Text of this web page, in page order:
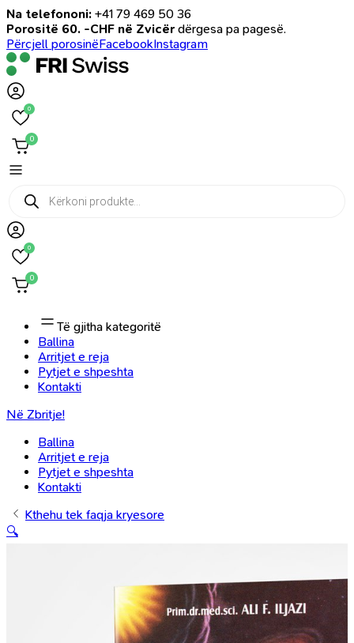
Na telefononi: +41 79 469 50 36
Porositë 60. -CHF në Zvicër dërgesa pa pagesë.
Përcjell porosinëFacebookInstagram
0
0
Products
search
0
0
Të gjitha kategoritë
Ballina
Arritjet e reja
Pytjet e shpeshta
Kontakti
Në Zbritje!
Ballina
Arritjet e reja
Pytjet e shpeshta
Kontakti
Kthehu tek faqja kryesore
🔍